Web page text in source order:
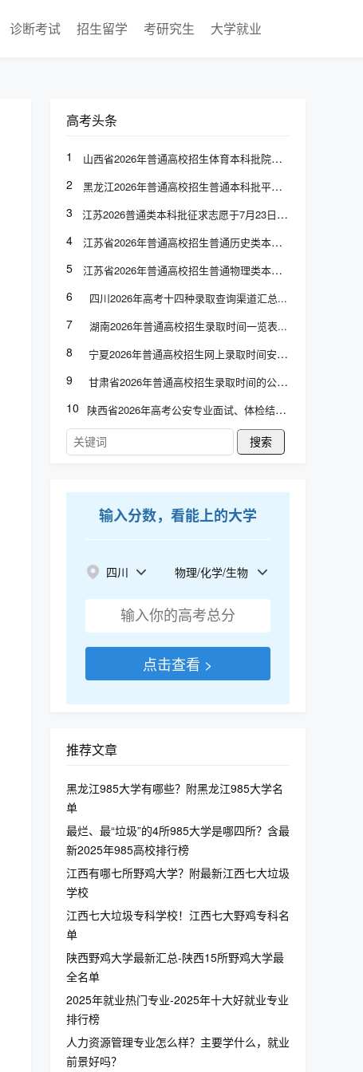
诊断考试 招生留学 考研究生 大学就业
高考头条
1
山西省2026年普通高校招生体育本科批院校专业组投档最低分
2
黑龙江2026年普通高校招生普通本科批平行志愿投档分数线发布
3
江苏2026普通类本科批征求志愿于7月23日上午9:00至下午3:00填报
4
江苏省2026年普通高校招生普通历史类本科批次征求志愿计划
5
江苏省2026年普通高校招生普通物理类本科批次征求志愿计划
6
四川2026年高考十四种录取查询渠道汇总
7 湖南2026年普通高校招生录取时间一览表
8
宁夏2026年普通高校招生网上录取时间安排
9
甘肃省2026年普通高校招生录取时间的公告
10
陕西省2026年高考公安专业面试、体检结论查询
搜索
输入分数，看能上的大学
四川 物理/化学/生物
点击查看 >
推荐文章
黑龙江985大学有哪些？附黑龙江985大学名
单
最烂、最“垃圾”的4所985大学是哪四所？含最
新2025年985高校排行榜
江西有哪七所野鸡大学？附最新江西七大垃圾
学校
江西七大垃圾专科学校！江西七大野鸡专科名
单
陕西野鸡大学最新汇总-陕西15所野鸡大学最
全名单
2025年就业热门专业-2025年十大好就业专业
排行榜
人力资源管理专业怎么样？主要学什么，就业
前景好吗？